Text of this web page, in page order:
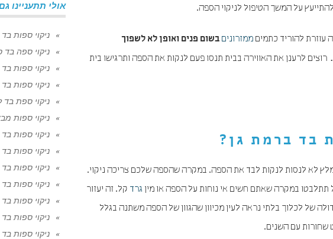
על המשך הטיפול לניקוי הספה.
עוזרת להוריד כתמים ממזרונים בשום פנים ואופן לא לשפוך
רוצים לרענן את האווירה בבית תנסו פעם לנקות את הספה ותרגישו בית
בד ברמת גן ?
לא לנסות לנקות לבד את הספה. במקרה שהספה שלכם צריכה ניקוי.
תתלבטו במקרה שאתם חשים אי נוחות על הספה או מין גרד קל. זה יעזור
של לכלוך בלתי נראה לעין מכיוון שהגוון של הספה משתנה בגלל
שחורות עם השנים.
אולי תתעניינו
ניקוי ספות בד
ניקוי ספה בד
ניקוי ספות
ניקוי ספות
ניקוי ספת בד
ניקוי ספות
ניקוי ספות
ניקוי ספות בד
ניקוי ספות
ניקוי ספות
ניקוי ספות
ניקוי ספות בד
ניקוי ספות